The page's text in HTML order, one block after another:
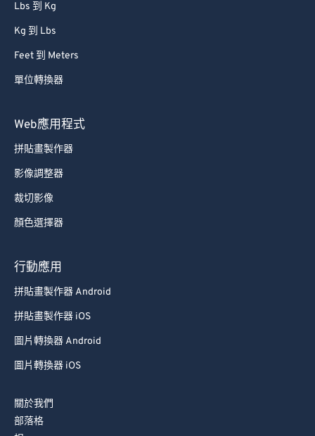
Lbs 到 Kg
Kg 到 Lbs
Feet 到 Meters
單位轉換器
Web應用程式
拼貼畫製作器
影像調整器
裁切影像
顏色選擇器
行動應用
拼貼畫製作器 Android
拼貼畫製作器 iOS
圖片轉換器 Android
圖片轉換器 iOS
關於我們
部落格